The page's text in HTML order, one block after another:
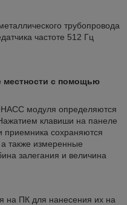
трубопровода
частоте 512 Гц
местности с помощью
модуля определяются
клавиши на панеле
приемника сохраняются
также измеренные
залегания и величина
на ПК для нанесения их на